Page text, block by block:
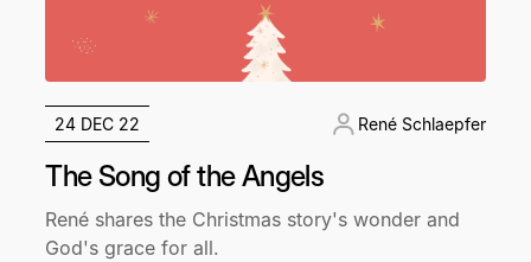
24 DEC 22 René Schlaepfer
The Song of the Angels
René shares the Christmas story's wonder and
God's grace for all.